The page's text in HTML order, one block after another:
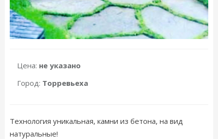
Цена: не указано
Город: Торревьеха
Технология уникальная, камни из бетона, на вид
натуральные!